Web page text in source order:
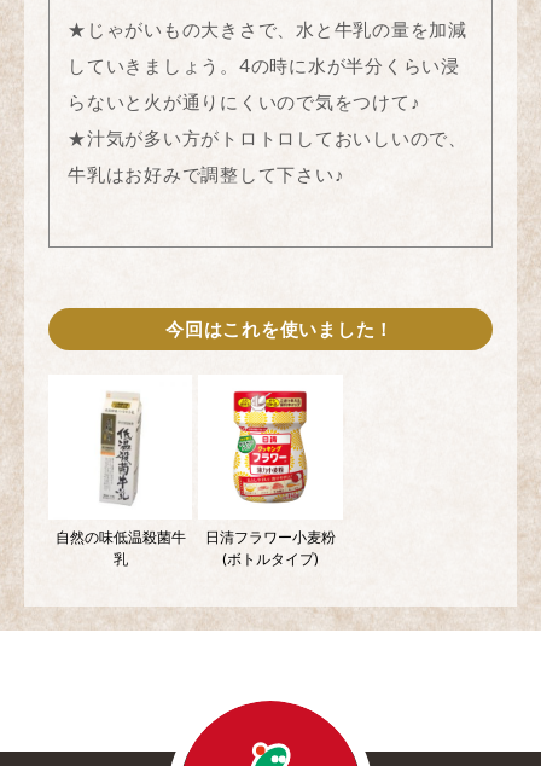
★じゃがいもの大きさで、水と牛乳の量を加減
していきましょう。4の時に水が半分くらい浸
らないと火が通りにくいので気をつけて♪
★汁気が多い方がトロトロしておいしいので、
牛乳はお好みで調整して下さい♪
今回はこれを使いました！
自然の味低温殺菌牛
乳
日清フラワー小麦粉
(ボトルタイプ)